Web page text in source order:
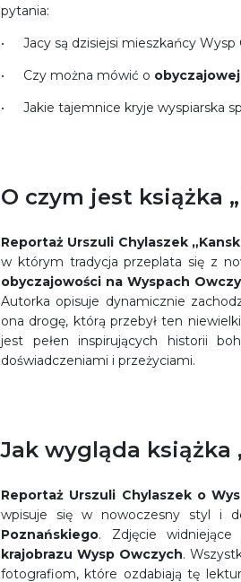
pytania:
Jacy są dzisiejsi mieszkańcy Wysp
Czy można mówić o
Jakie tajemnice kryje wyspiarska
O czym jest książka
Reportaż Urszuli Chylaszek
w którym tradycja przeplata się z
obyczajowości na Wyspach
Autorka opisuje dynamicznie
ona drogę, którą przebył ten
jest pełen inspirujących historii
doświadczeniami i przeżyciami.
Jak wygląda książka
Reportaż Urszuli Chylaszek o
wpisuje się w nowoczesny styl i
Poznańskiego. Zdjęcie
krajobrazu Wysp Owczych.
fotografiom, które ozdabiają tę